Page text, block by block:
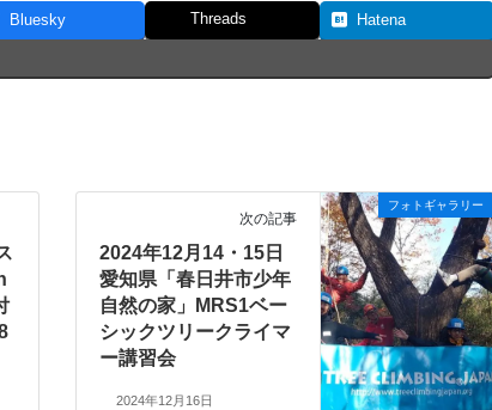
Bluesky Threads Hatena
フォトギャラリー
次の記事
2024年12月14・15日
愛知県「春日井市少年
自然の家」MRS1ベー
シックツリークライマ
ー講習会
2024年12月16日